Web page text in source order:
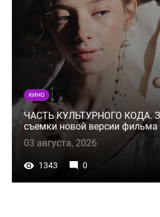
КИНО
ЧАСТЬ КУЛЬТУРНОГО КОДА.
съемки новой версии фильма
03 августа, 2026
1343 0